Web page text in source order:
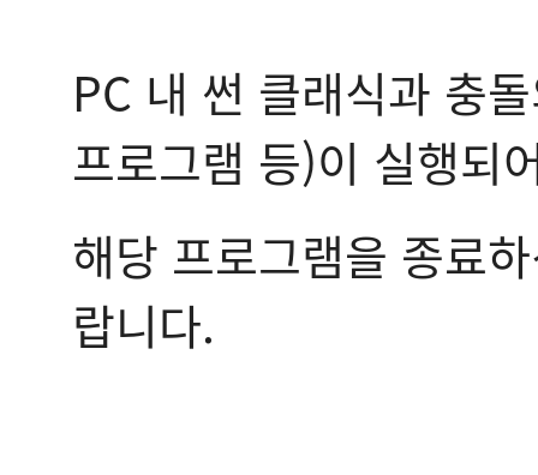
PC 내 썬 클래식과 충
프로그램 등)이 실행되
해당 프로그램을 종료
랍니다.